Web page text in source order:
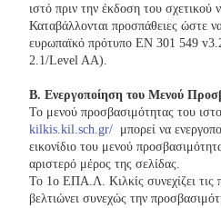
ιστό πριν την έκδοση του σχετικού
Καταβάλλονται προσπάθειες ώστε
ευρωπαϊκό πρότυπο EN 301 549
2.1/Level AA).
Β. Ενεργοποίηση του Μενού
Το μενού προσβασιμότητας του
kilkis.kil.sch.gr/ μπορεί να
εικονίδιο του μενού
αριστερό μέρος της σελίδας.
Το 1ο ΕΠΑ.Λ. Κιλκίς συνεχίζει τις
βελτιώνει συνεχώς την